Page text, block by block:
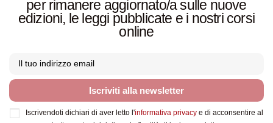
per rimanere aggiornato/a sulle nuove
edizioni, le leggi pubblicate e i nostri corsi
online
Iscriviti alla newsletter
Iscrivendoti dichiari di aver letto l'informativa privacy e di acconsentire al